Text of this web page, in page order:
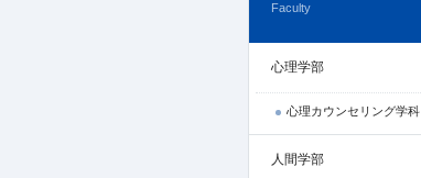
Faculty
心理学部
心理カウンセリング学科
人間学部